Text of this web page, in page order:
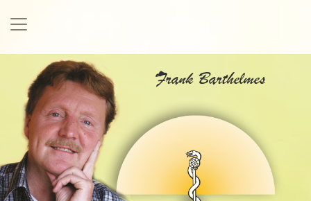
Frank Barthelmes